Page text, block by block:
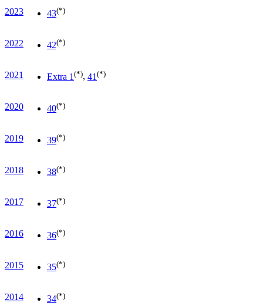
2023 43(*)
2022 42(*)
2021 Extra 1 (*), 41 (*)
2020 40(*)
2019 39(*)
2018 38(*)
2017 37(*)
2016 36(*)
2015 35(*)
2014 34(*)